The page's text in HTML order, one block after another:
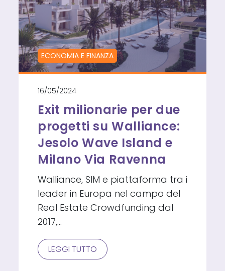
PER
RIVOLUZIONARE
IL
SETTORE
ECONOMIA E FINANZA
16/05/2024
Exit milionarie per due
progetti su Walliance:
Jesolo Wave Island e
Milano Via Ravenna
Walliance, SIM e piattaforma tra i
leader in Europa nel campo del
Real Estate Crowdfunding dal
2017,…
LEGGI TUTTOEXIT
MILIONARIE